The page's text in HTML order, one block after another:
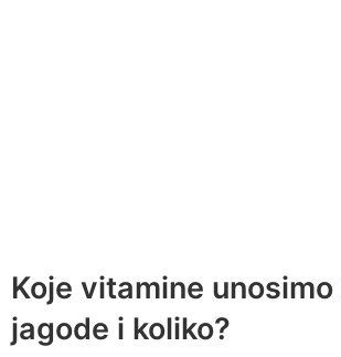
Koje vitamine unosimo
jagode i koliko?